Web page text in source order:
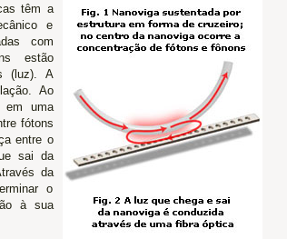
têm a
e
com
estão
(luz). A
Ao
em uma
fótons
entre o
sai da
da
o
à sua